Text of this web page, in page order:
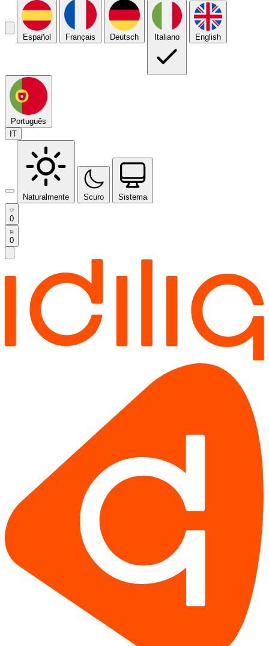
Español Français Deutsch Italiano English
Português
IT
Naturalmente Scuro Sistema
0
0